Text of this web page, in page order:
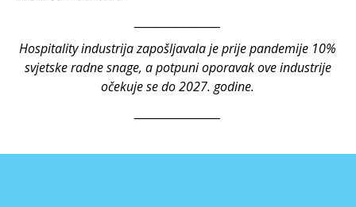
Hospitality industrija zapošljavala je prije pandemije 10%
svjetske radne snage, a potpuni oporavak ove industrije
očekuje se do 2027. godine.